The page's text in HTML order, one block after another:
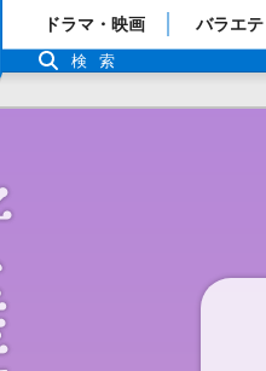
「TBSテレビ」トップページ
番組表
ドラマ・映画 バラエ
検索